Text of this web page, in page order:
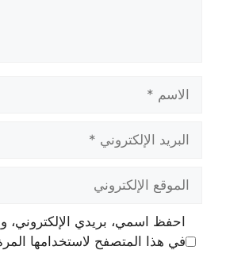
الاسم
البريد
الإلكتروني
الموقع
الإلكتروني
احفظ اسمي، بريدي الإلكتروني،
في هذا المتصفح لاستخدامها